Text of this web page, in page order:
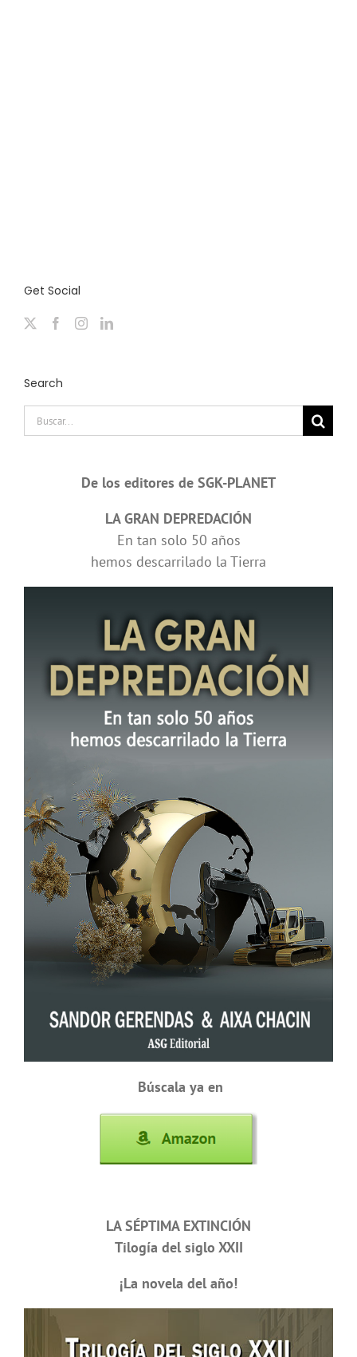
Get Social
Search
Buscar:
De los editores de SGK-PLANET
LA GRAN DEPREDACIÓN
En tan solo 50 años
hemos descarrilado la Tierra
Búscala ya en
LA SÉPTIMA EXTINCIÓN
Tilogía del siglo XXII
¡La novela del año!